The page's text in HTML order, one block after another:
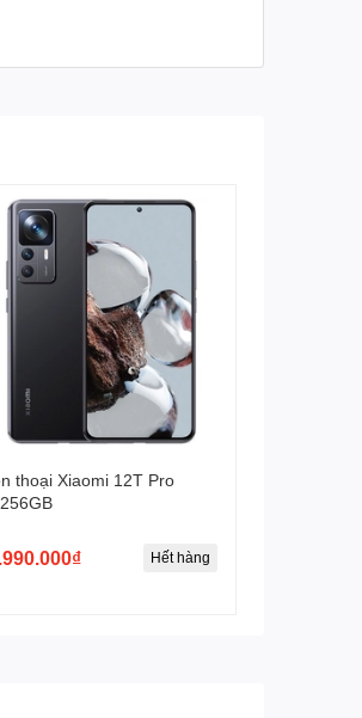
thoại Xiaomi 12T Pro
Hết hàng